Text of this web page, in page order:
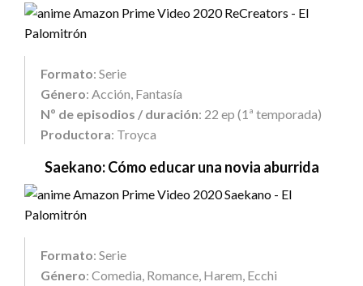
Formato: Serie
Género: Acción, Fantasía
Nº de episodios / duración: 22 ep (1ª temporada)
Productora: Troyca
Saekano: Cómo educar una novia aburrida
Formato: Serie
Género: Comedia, Romance, Harem, Ecchi